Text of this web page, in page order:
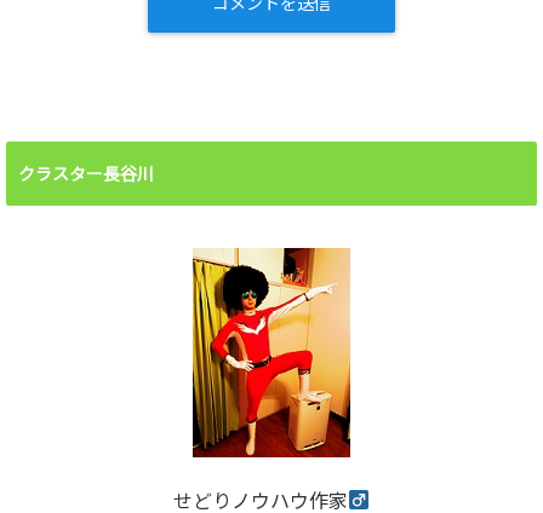
クラスター長谷川
せどりノウハウ作家